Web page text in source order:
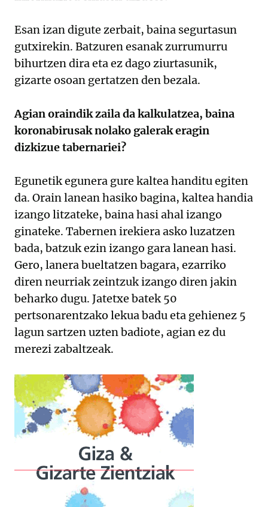
Esan izan digute zerbait, baina segurtasun
gutxirekin. Batzuren esanak zurrumurru
bihurtzen dira eta ez dago ziurtasunik,
gizarte osoan gertatzen den bezala.
Agian oraindik zaila da kalkulatzea, baina
koronabirusak nolako galerak eragin
dizkizue tabernariei?
Egunetik egunera gure kaltea handitu egiten
da. Orain lanean hasiko bagina, kaltea handia
izango litzateke, baina hasi ahal izango
ginateke. Tabernen irekiera asko luzatzen
bada, batzuk ezin izango gara lanean hasi.
Gero, lanera bueltatzen bagara, ezarriko
diren neurriak zeintzuk izango diren jakin
beharko dugu. Jatetxe batek 50
pertsonarentzako lekua badu eta gehienez 5
lagun sartzen uzten badiote, agian ez du
merezi zabaltzeak.